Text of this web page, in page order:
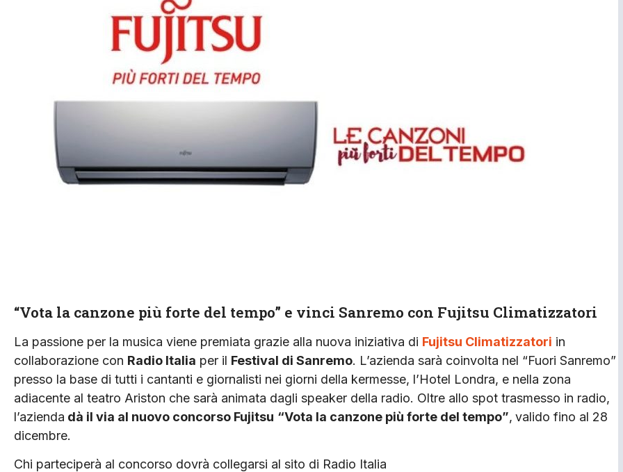
“Vota la canzone più forte del tempo” e vinci Sanremo con Fujitsu Climatizzatori
La passione per la musica viene premiata grazie alla nuova iniziativa di Fujitsu Climatizzatori in
collaborazione con Radio Italia per il Festival di Sanremo. L’azienda sarà coinvolta nel “Fuori Sanremo”
presso la base di tutti i cantanti e giornalisti nei giorni della kermesse, l’Hotel Londra, e nella zona
adiacente al teatro Ariston che sarà animata dagli speaker della radio. Oltre allo spot trasmesso in radio,
l’azienda dà il via al nuovo concorso Fujitsu “Vota la canzone più forte del tempo”, valido fino al 28
dicembre.
Chi parteciperà al concorso dovrà collegarsi al sito di Radio Italia